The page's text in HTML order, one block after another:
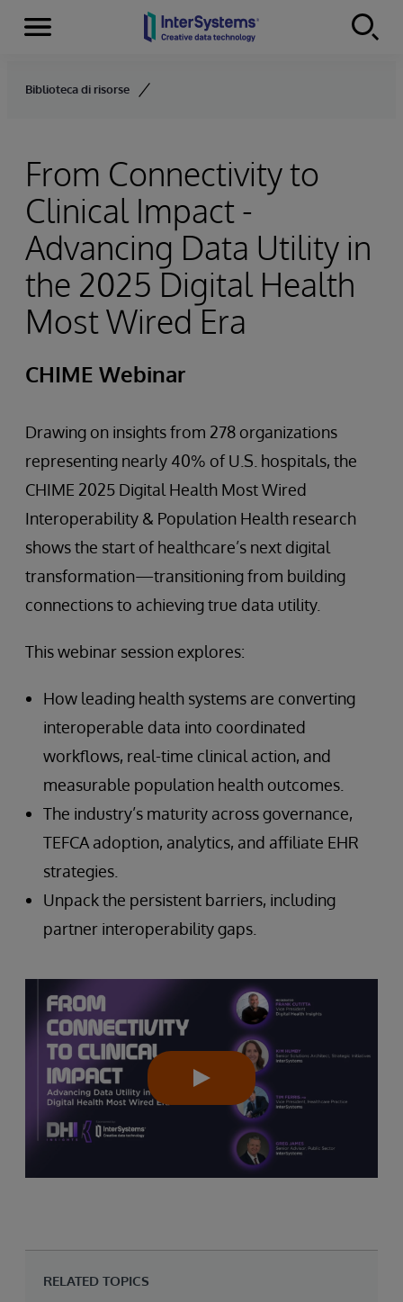
Skip to content
Menu
Biblioteca di risorse
From Connectivity to
Clinical Impact -
Advancing Data Utility in
the 2025 Digital Health
Most Wired Era
CHIME Webinar
Drawing on insights from 278 organizations
representing nearly 40% of U.S. hospitals, the
CHIME 2025 Digital Health Most Wired
Interoperability & Population Health research
shows the start of healthcare’s next digital
transformation—transitioning from building
connections to achieving true data utility.
This webinar session explores:
How leading health systems are converting
interoperable data into coordinated
workflows, real-time clinical action, and
measurable population health outcomes.
The industry’s maturity across governance,
TEFCA adoption, analytics, and affiliate EHR
strategies.
Unpack the persistent barriers, including
partner interoperability gaps.
RELATED TOPICS